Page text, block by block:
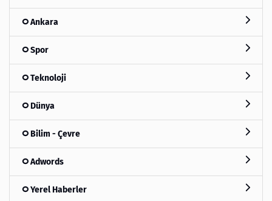
Ankara
Spor
Teknoloji
Dünya
Bilim - Çevre
Adwords
Yerel Haberler